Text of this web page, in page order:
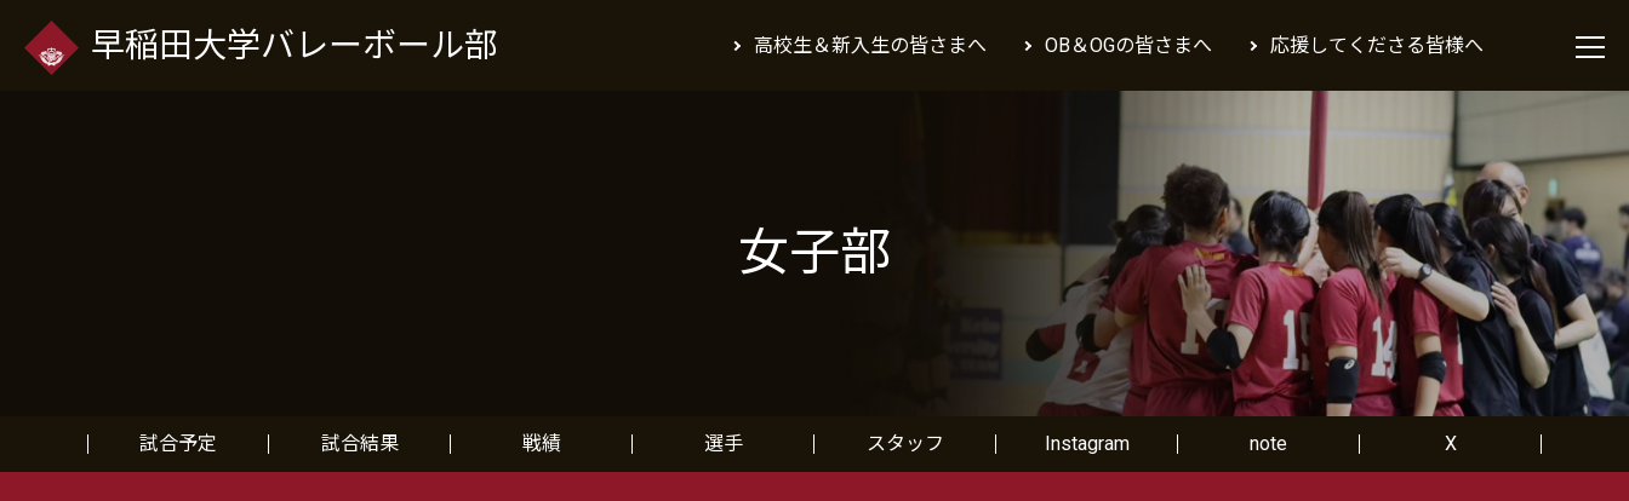
早稲田大学バレーボール部 高校生＆新入生の皆さまへ OB＆OGの皆さまへ 応援してくださる皆様へ
女子部
試合予定 試合結果 戦績 選手 スタッフ Instagram note X